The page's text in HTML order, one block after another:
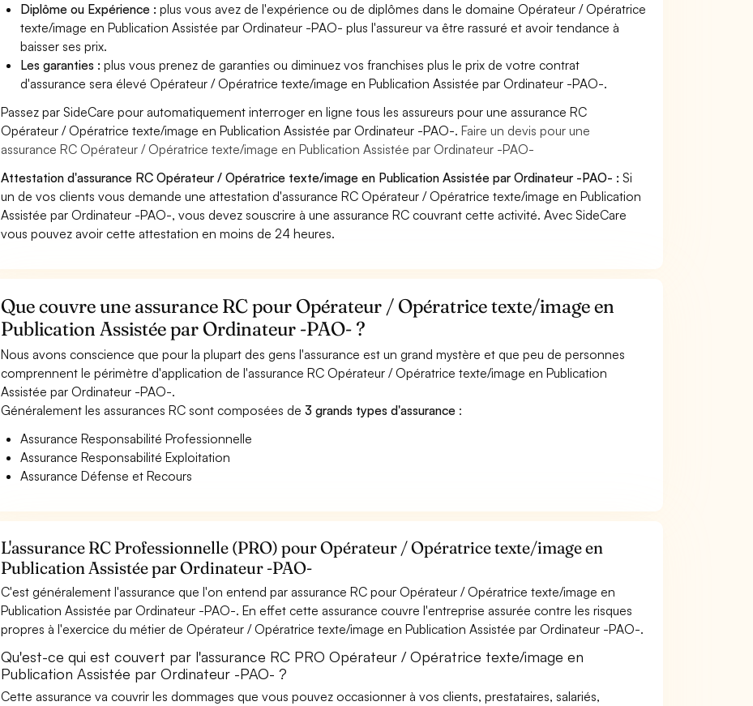
Diplôme ou Expérience :plus vous avez de l'expérience ou de diplômes dans le domaine Opérateur / Opératrice
texte/image en Publication Assistée par Ordinateur -PAO- plus l'assureur va être rassuré et avoir tendance à
baisser ses prix.
Les garanties :plus vous prenez de garanties ou diminuez vos franchises plus le prix de votre contrat
d'assurance sera élevé Opérateur / Opératrice texte/image en Publication Assistée par Ordinateur -PAO-.
Passez par SideCare pour automatiquement interroger en ligne tous les assureurs pour une assurance RC
Opérateur / Opératrice texte/image en Publication Assistée par Ordinateur -PAO-.Faire un devis pour une
assurance RC Opérateur / Opératrice texte/image en Publication Assistée par Ordinateur -PAO-
Attestation d'assurance RC Opérateur / Opératrice texte/image en Publication Assistée par Ordinateur -PAO- : Si
un de vos clients vous demande une attestation d'assurance RC Opérateur / Opératrice texte/image en Publication
Assistée par Ordinateur -PAO-, vous devez souscrire à une assurance RC couvrant cette activité. Avec SideCare
vous pouvez avoir cette attestation en moins de 24 heures.
Que couvre une assurance RC pour Opérateur / Opératrice texte/image en
Publication Assistée par Ordinateur -PAO- ?
Nous avons conscience que pour la plupart des gens l'assurance est un grand mystère et que peu de personnes
comprennent le périmètre d'application de l'assurance RC Opérateur / Opératrice texte/image en Publication
Assistée par Ordinateur -PAO-.
Généralement les assurances RC sont composées de3 grands types d'assurance :
Assurance Responsabilité Professionnelle
Assurance Responsabilité Exploitation
Assurance Défense et Recours
L'assurance RC Professionnelle (PRO) pour Opérateur / Opératrice texte/image en
Publication Assistée par Ordinateur -PAO-
C'est généralement l'assurance que l'on entend par assurance RC pour Opérateur / Opératrice texte/image en
Publication Assistée par Ordinateur -PAO-. En effet cette assurance couvre l'entreprise assurée contre les risques
propres à l'exercice du métier de Opérateur / Opératrice texte/image en Publication Assistée par Ordinateur -PAO-.
Qu'est-ce qui est couvert par l'assurance RC PRO Opérateur / Opératrice texte/image en
Publication Assistée par Ordinateur -PAO- ?
Cette assurance va couvrir les dommages que vous pouvez occasionner à vos clients, prestataires, salariés,